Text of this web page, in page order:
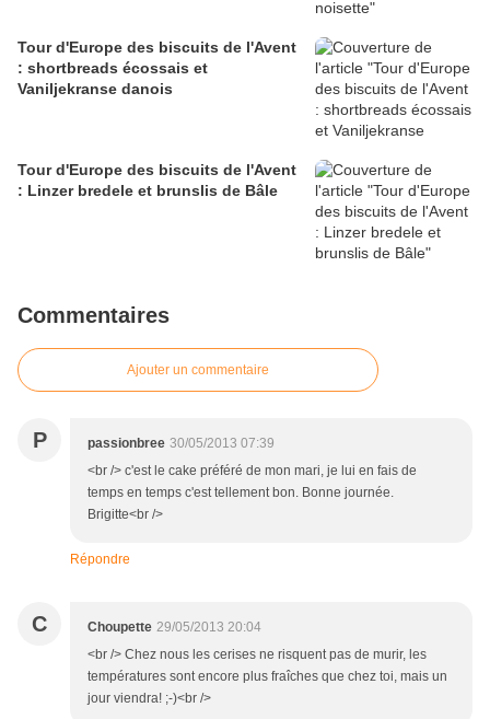
Tour d'Europe des biscuits de l'Avent
: shortbreads écossais et
Vaniljekranse danois
Tour d'Europe des biscuits de l'Avent
: Linzer bredele et brunslis de Bâle
Commentaires
Ajouter un commentaire
P passionbree 30/05/2013 07:39
<br /> c'est le cake préféré de mon mari, je lui en fais de
temps en temps c'est tellement bon. Bonne journée.
Brigitte<br />
Répondre
C Choupette 29/05/2013 20:04
<br /> Chez nous les cerises ne risquent pas de murir, les
températures sont encore plus fraîches que chez toi, mais un
jour viendra! ;-)<br />